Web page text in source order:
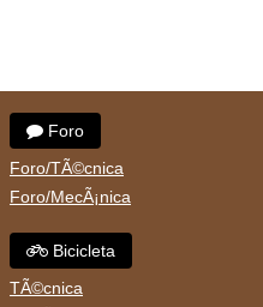
Foro
Foro/TÃ©cnica
Foro/MecÃ¡nica
Bicicleta
TÃ©cnica